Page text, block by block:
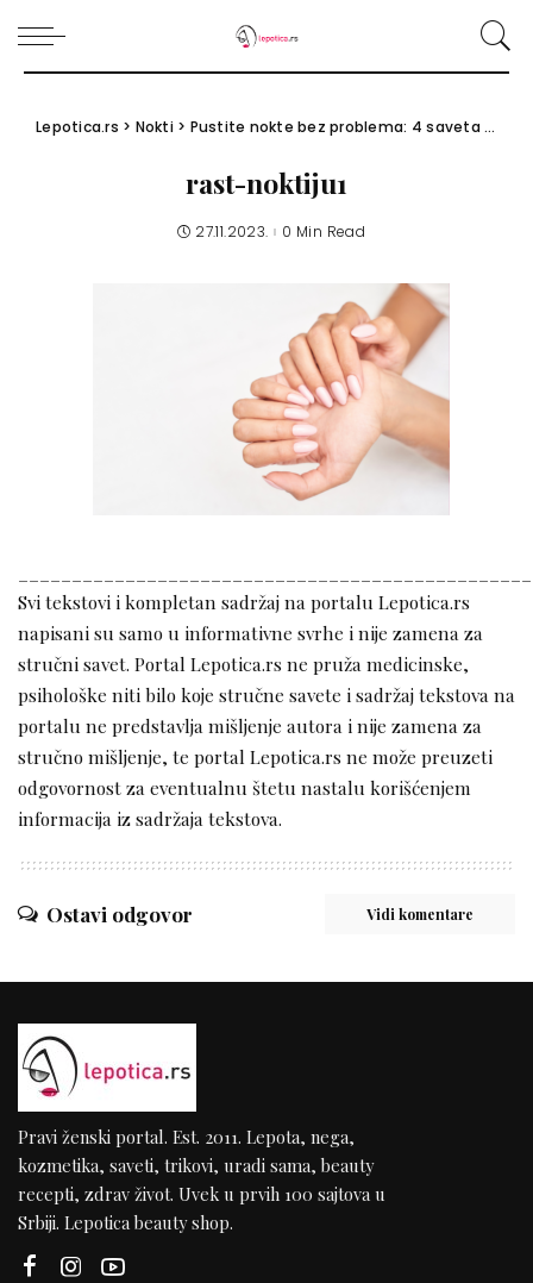
Lepotica.rs > Nokti> Pustite nokte bez problema: 4 saveta za brži rast noktiju
rast-noktiju1
27.11.2023. 0 Min Read
Svi tekstovi i kompletan sadržaj na portalu Lepotica.rs
napisani su samo u informativne svrhe i nije zamena za
stručni savet. Portal Lepotica.rs ne pruža medicinske,
psihološke niti bilo koje stručne savete i sadržaj tekstova na
portalu ne predstavlja mišljenje autora i nije zamena za
stručno mišljenje, te portal Lepotica.rs ne može preuzeti
odgovornost za eventualnu štetu nastalu korišćenjem
informacija iz sadržaja tekstova.
Ostavi odgovor Vidi komentare
Pravi ženski portal. Est. 2011. Lepota, nega,
kozmetika, saveti, trikovi, uradi sama, beauty
recepti, zdrav život. Uvek u prvih 100 sajtova u
Srbiji. Lepotica beauty shop.